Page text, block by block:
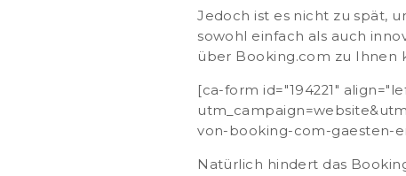
Jedoch ist es nicht zu spät,
sowohl einfach als auch
über Booking.com zu Ihnen
[ca-form id="194221"
von-booking-com-gaesten-
Natürlich hindert das